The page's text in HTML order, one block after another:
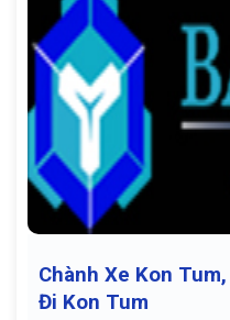
Chành Xe Kon
Đi Kon Tum